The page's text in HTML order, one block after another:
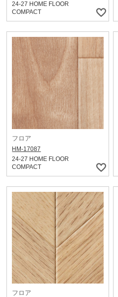
24-27 HOME FLOOR
COMPACT
フロア
HM-17087
24-27 HOME FLOOR
COMPACT
フロア